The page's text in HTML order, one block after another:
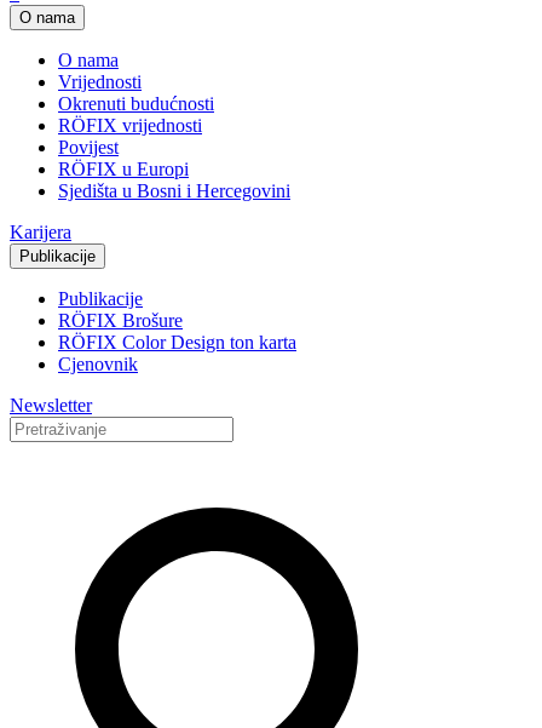
O nama
O nama
Vrijednosti
Okrenuti budućnosti
RÖFIX vrijednosti
Povijest
RÖFIX u Europi
Sjedišta u Bosni i Hercegovini
Karijera
Publikacije
Publikacije
RÖFIX Brošure
RÖFIX Color Design ton karta
Cjenovnik
Newsletter